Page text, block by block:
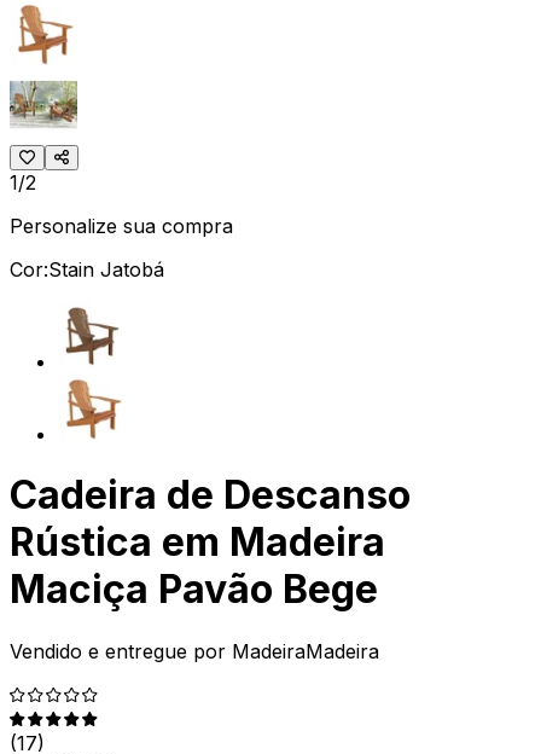
1/2
Personalize sua compra
Cor:Stain Jatobá
Cadeira de Descanso
Rústica em Madeira
Maciça Pavão Bege
Vendido e entregue por MadeiraMadeira
(17)